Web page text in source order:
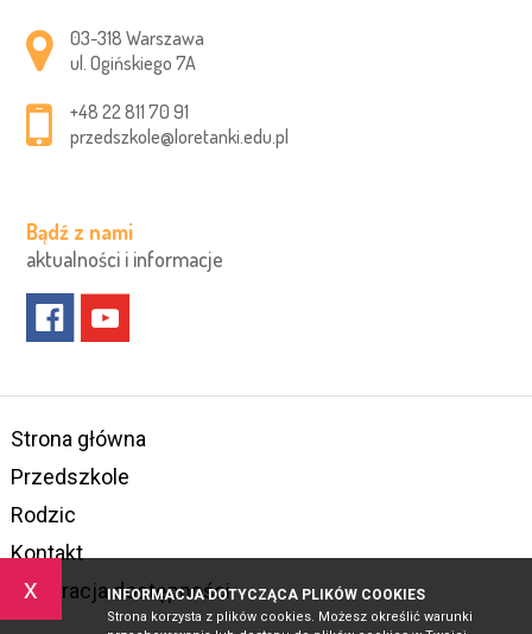
x INFORMACJA DOTYCZĄCA PLIKÓW COOKIES
Strona korzysta z plików cookies. Możesz określić warunki
Adres pocztowy:
03-318 Warszawa
ul. Ogińskiego 7A
+48 22 811 70 91
przedszkole@loretanki.edu.pl
Bądź z nami
aktualności i informacje
Strona główna
Przedszkole
Rodzic
Kontakt
Deklaracja dostępności